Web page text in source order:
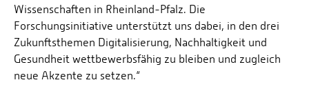
Wissenschaften in Rheinland-Pfalz. Die
Forschungsinitiative unterstützt uns dabei, in den drei
Zukunftsthemen Digitalisierung, Nachhaltigkeit und
Gesundheit wettbewerbsfähig zu bleiben und zugleich
neue Akzente zu setzen.“